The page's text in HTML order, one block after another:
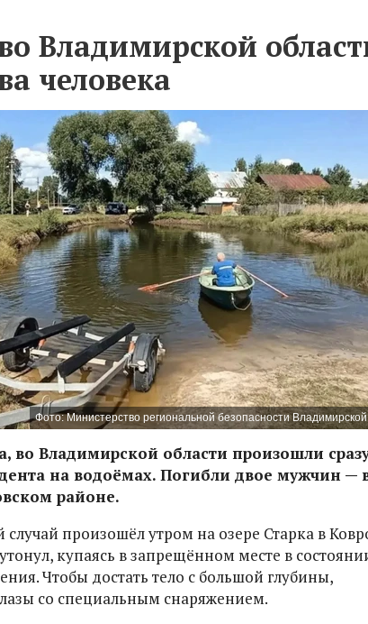
Владимирской
человека
Фото: Министерство региональной безопасности Владимирской
во Владимирской области произошли
на водоёмах. Погибли двое мужчин —
районе.
произошёл утром на озере Старка в
купаясь в запрещённом месте в
Чтобы достать тело с большой глубины,
со специальным снаряжением.